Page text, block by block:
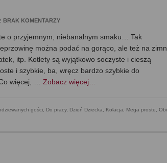
BRAK KOMENTARZY
o przyjemnym, niebanalnym smaku… Tak
można podać na gorąco, ale też na
itp. Kotlety są wyjątkowo soczyste i cieszą
i szybkie, ba, wręcz bardzo szybkie do
więcej, …Zobacz więcej…
gości, Do pracy, Dzień Dziecka, Kolacja, Mega proste,